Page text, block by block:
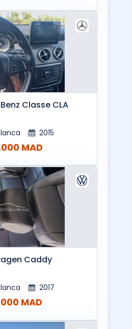
Classe CLA
2015
MAD
Caddy
2017
MAD